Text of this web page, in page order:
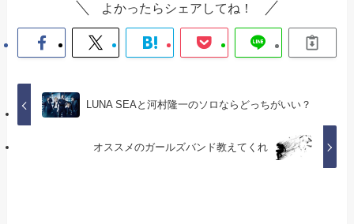
よかったらシェアしてね！
LUNA SEAと河村隆一のソロならどっちがいい？
オススメのガールズバンド教えてくれ